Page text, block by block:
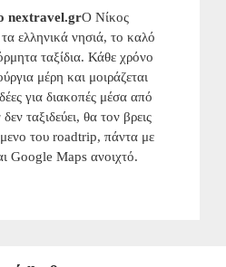
nextravel.grΟ Νίκος
ελληνικά νησιά, το καλό
ταξίδια. Κάθε χρόνο
μέρη και μοιράζεται
για διακοπές μέσα από
ταξιδεύει, θα τον βρεις
του roadtrip, πάντα με
Google Maps ανοιχτό.